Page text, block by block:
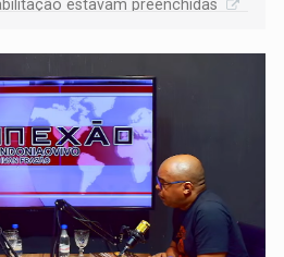
estavam preenchidas